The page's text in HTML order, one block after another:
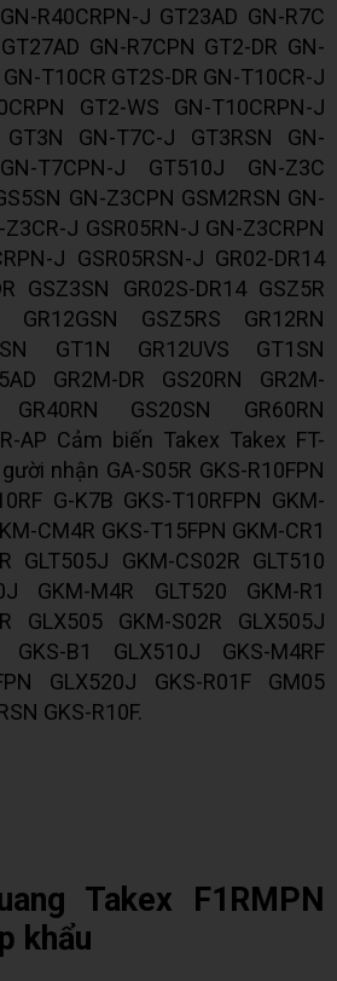
R40CRPN-J GT23AD GN-R7C
GN-R7CPN GT2-DR GN-
T10CR GT2S-DR GN-T10CR-J
GT2-WS GN-T10CRPN-J
GN-T7C-J GT3RSN GN-
T7CPN-J GT510J GN-Z3C
GN-Z3CPN GSM2RSN GN-
J GSR05RN-J GN-Z3CRPN
J GSR05RSN-J GR02-DR14
GSZ3SN GR02S-DR14 GSZ5R
GR12GSN GSZ5RS GR12RN
GT1N GR12UVS GT1SN
GR2M-DR GS20RN GR2M-
GS20SN GR60RN
AP Cảm biến Takex Takex FT-
nhận GA-S05R GKS-R10FPN
G-K7B GKS-T10RFPN GKM-
CM4R GKS-T15FPN GKM-CR1
GLT505J GKM-CS02R GLT510
GKM-M4R GLT520 GKM-R1
GLX505 GKM-S02R GLX505J
B1 GLX510J GKS-M4RF
GLX520J GKS-R01F GM05
GKS-R10F.
Takex F1RMPN
khẩu